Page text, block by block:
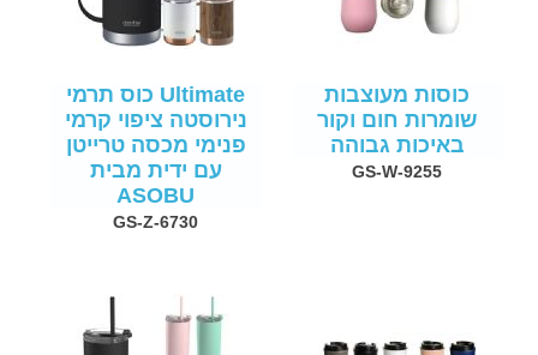
כוסות מעוצבות
שומרות חום וקור
באיכות גבוהה
GS-W-9255
Ultimate כוס תרמי
נירוסטה ציפוי קרמי
פנימי מכסה טרייטן
עם ידית מבית
ASOBU
GS-Z-6730